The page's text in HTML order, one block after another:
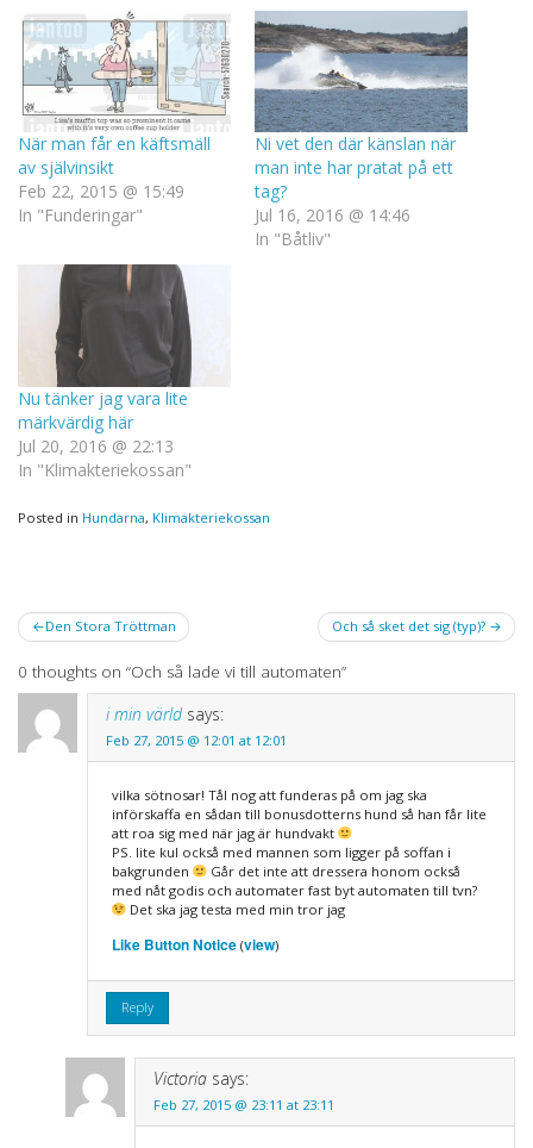
När man får en käftsmäll
av självinsikt
Feb 22, 2015 @ 15:49
In "Funderingar"
Ni vet den där känslan när
man inte har pratat på ett
tag?
Jul 16, 2016 @ 14:46
In "Båtliv"
Nu tänker jag vara lite
märkvärdig här
Jul 20, 2016 @ 22:13
In "Klimakteriekossan"
Posted in Hundarna, Klimakteriekossan
Post
navigation
Den Stora Tröttman Och så sket det sig (typ)?
0 thoughts on “Och så lade vi till automaten”
i min värld says:
Feb 27, 2015 @ 12:01 at 12:01
vilka sötnosar! Tål nog att funderas på om jag ska
införskaffa en sådan till bonusdotterns hund så han får lite
att roa sig med när jag är hundvakt
PS. lite kul också med mannen som ligger på soffan i
bakgrunden
Går det inte att dressera honom också
med nåt godis och automater fast byt automaten till tvn?
Det ska jag testa med min tror jag
Like Button Notice(view)
Reply
Victoria says:
Feb 27, 2015 @ 23:11 at 23:11